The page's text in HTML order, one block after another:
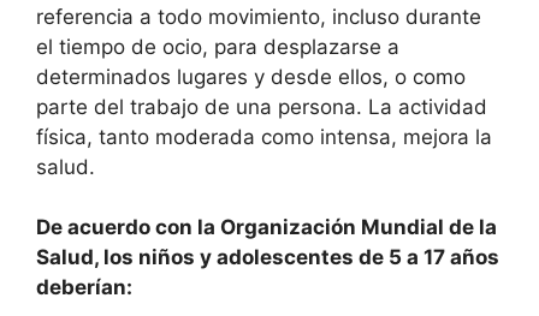
referencia a todo movimiento, incluso durante
el tiempo de ocio, para desplazarse a
determinados lugares y desde ellos, o como
parte del trabajo de una persona. La actividad
física, tanto moderada como intensa, mejora la
salud.
De acuerdo con la Organización Mundial de la
Salud, los niños y adolescentes de 5 a 17 años
deberían: